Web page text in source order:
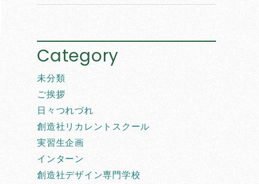
Category
未分類
ご挨拶
日々つれづれ
創造社リカレントスクール
実習生企画
インターン
創造社デザイン専門学校